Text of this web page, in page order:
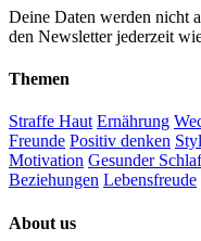
Deine Daten werden nicht
den Newsletter jederzeit
Themen
Straffe Haut Ernährung
Freunde Positiv denken
Motivation Gesunder Schlaf
Beziehungen Lebensfreude
About us